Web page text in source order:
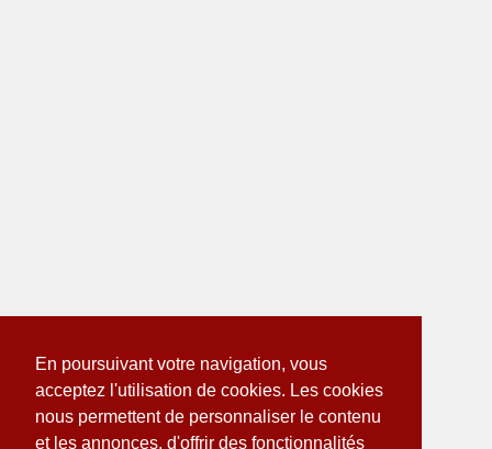
En poursuivant votre navigation, vous
acceptez l'utilisation de cookies. Les cookies
nous permettent de personnaliser le contenu
et les annonces, d'offrir des fonctionnalités